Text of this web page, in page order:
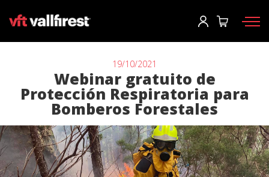
Iniciar sesión
Usuario*
Contraseña*
Iniciar sesión
Equipos de protección
Mochilas
Herramientas
Motobombas y maquinaria
19/10/2021
Webinar gratuito de
Protección Respiratoria para
Bomberos Forestales